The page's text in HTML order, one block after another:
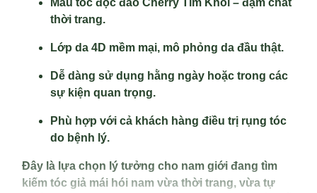
Màu tóc độc đáo Cherry Tím Khói – đậm chất
thời trang.
Lớp da 4D mềm mại, mô phỏng da đầu thật.
Dễ dàng sử dụng hằng ngày hoặc trong các
sự kiện quan trọng.
Phù hợp với cả khách hàng điều trị rụng tóc
do bệnh lý.
Đây là lựa chọn lý tưởng cho nam giới đang tìm
kiếm tóc giả mái hói nam vừa thời trang, vừa tự